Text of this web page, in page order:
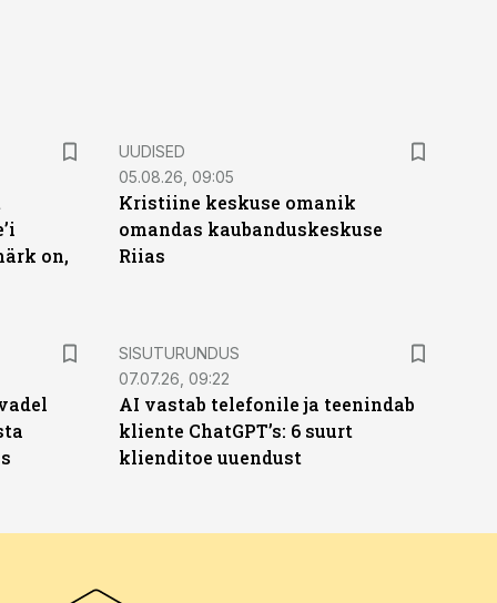
on,
UUDISED
05.08.26, 09:05
Kristiine keskuse omanik
omandas kaubanduskeskuse
Riias
ST
SISUTURUNDUS
07.07.26, 09:22
AI vastab telefonile ja teenindab
kliente ChatGPT’s: 6 suurt
klienditoe uuendust